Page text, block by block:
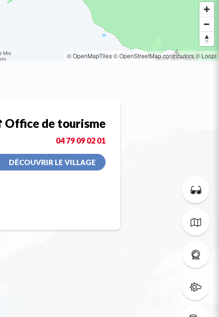
© OpenMapTiles© OpenStreetMap contributors© Loopi
de tourisme
04 79 09 02 01
DÉCOUVRIR LE VILLAGE